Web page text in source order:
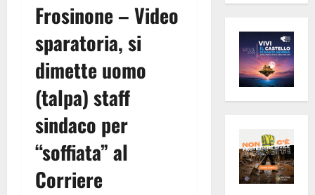
Frosinone – Video
sparatoria, si
dimette uomo
(talpa) staff
sindaco per
“soffiata” al
Corriere